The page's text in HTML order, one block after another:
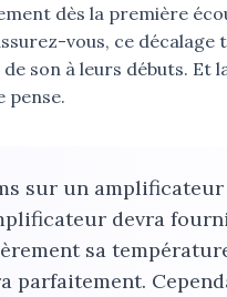
dès la première
vous, ce décalage
son à leurs débuts. Et
pense.
sur un amplificateur
devra
sa
parfaitement.